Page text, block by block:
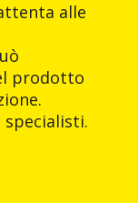
alle
prodotto